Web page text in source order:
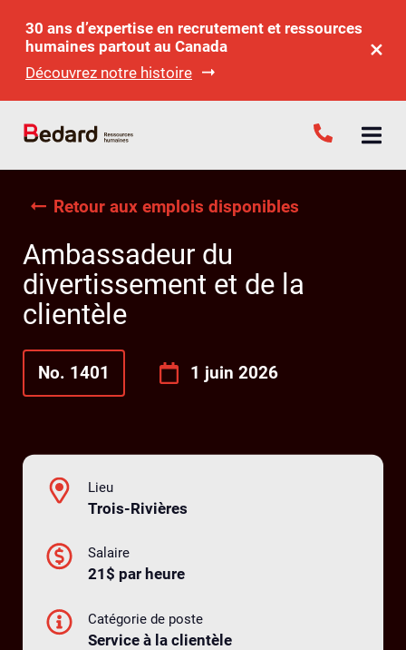
30 ans d’expertise en recrutement et ressources
humaines partout au Canada
Découvrez notre histoire
Retour aux emplois disponibles
Ambassadeur du
divertissement et de la
clientèle
No. 1401 1 juin 2026
Lieu
Trois-Rivières
Salaire
21$ par heure
Catégorie de poste
Service à la clientèle